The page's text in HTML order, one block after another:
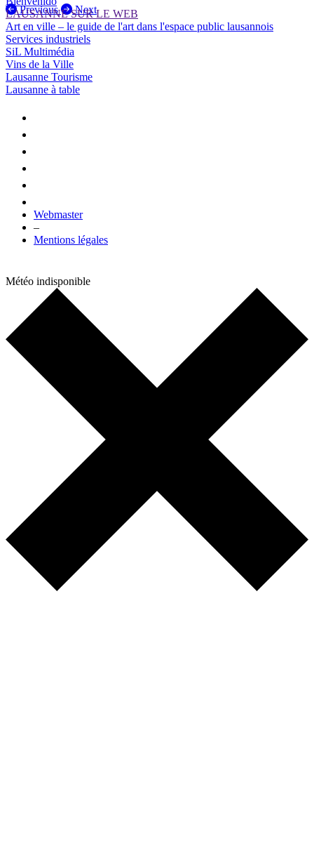
Previous Next
LAUSANNE SUR LE WEB
Art en ville – le guide de l'art dans l'espace public lausannois
Services industriels
SiL Multimédia
Vins de la Ville
Lausanne Tourisme
Lausanne à table
Webmaster
–
Mentions légales
Météo indisponible